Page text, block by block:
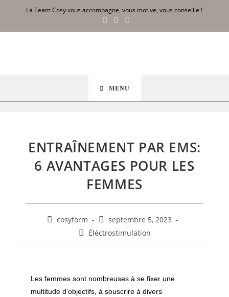
La Team Cosy vous accompagne, vous motive, vous conseille !
MENU
ENTRAÎNEMENT PAR EMS:
6 AVANTAGES POUR LES
FEMMES
cosyform
septembre 5, 2023
Éléctrostimulation
Les femmes sont nombreuses à se fixer une
multitude d’objectifs, à souscrire à divers